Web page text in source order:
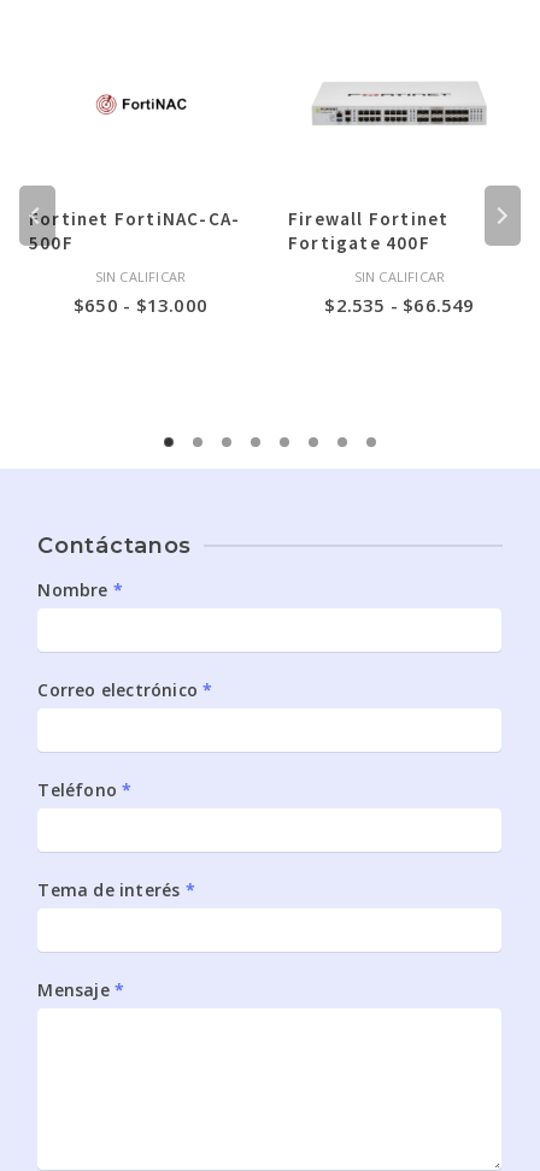
Fortinet FortiNAC-CA-
500F
SIN CALIFICAR
$650 - $13.000Rango
hasta
$13.000
Firewall Fortinet
Fortigate 400F
SIN CALIFICAR
$2.535 - $66.549
Contáctanos
Contáctanos
Nombre *
Correo electrónico*
Teléfono*
Tema de interés *
Mensaje *